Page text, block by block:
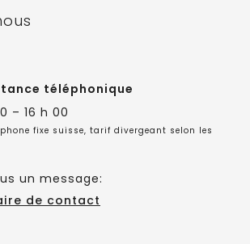
téléphonique
– 16 h 00
fixe suisse, tarif divergeant selon les
un message:
de contact